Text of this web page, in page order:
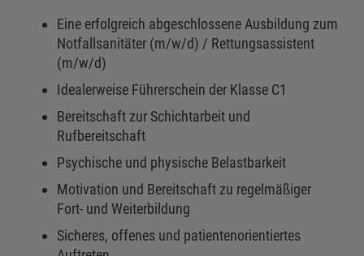
Eine erfolgreich abgeschlossene Ausbildung zum
Notfallsanitäter (m/w/d) / Rettungsassistent
(m/w/d)
Idealerweise Führerschein der Klasse C1
Bereitschaft zur Schichtarbeit und
Rufbereitschaft
Psychische und physische Belastbarkeit
Motivation und Bereitschaft zu regelmäßiger
Fort- und Weiterbildung
Sicheres, offenes und patientenorientiertes